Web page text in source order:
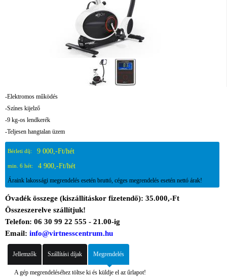
-Elektromos működés
-Színes kijelző
-9 kg-os lendkerék
-Teljesen hangtalan üzem
Bérleti díj: 9 000,-Ft/hét
min. 6 hét: 4 900,-Ft/hét
Áraink lakossági megrendelés esetén bruttó, céges megrendelés esetén nettó árak!
Óvadék összege (kiszállításkor fizetendő): 35.000,-Ft
Összeszerelve szállítjuk!
Telefon: 06 30 99 22 555 - 21.00-ig
Email: info@virtnesscentrum.hu
Jellemzők Szállítási díjak Megrendelés
A gép megrendeléséhez töltse ki és küldje el az űrlapot!